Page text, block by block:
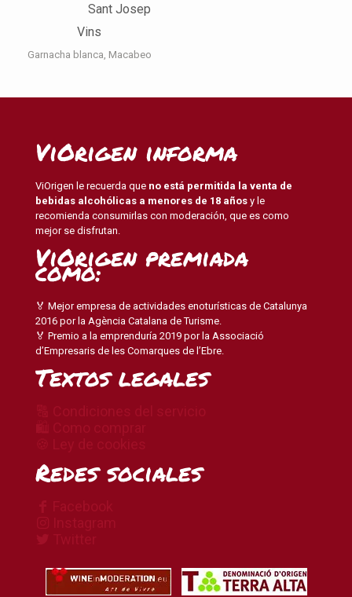
Sant Josep
Vins
Garnacha blanca Macabeo
ViOrigen informa
ViOrigen le recuerda que no está permitida la venta de
bebidas alcohólicas a menores de 18 años y le
recomienda consumirlas con moderación, que es como
mejor se disfrutan.
ViOrigen premiada
como:
🏅 Mejor empresa de actividades enoturísticas de Catalunya
2016 por la Agència Catalana de Turisme.
🏅 Premio a la emprenduría 2019 por la Associació
d’Empresaris de les Comarques de l’Ebre.
Textos legales
Redes sociales